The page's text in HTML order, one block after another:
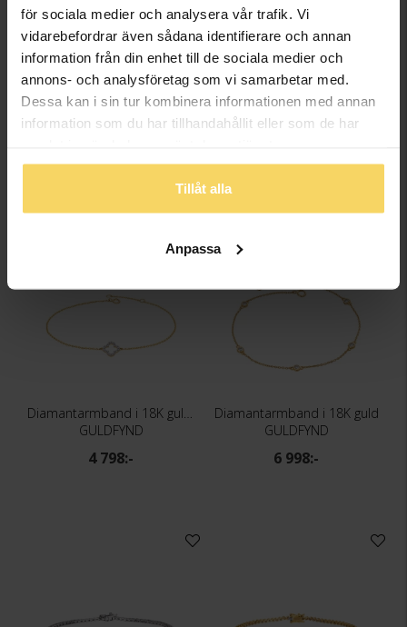
för sociala medier och analysera vår trafik. Vi
vidarebefordrar även sådana identifierare och annan
information från din enhet till de sociala medier och
annons- och analysföretag som vi samarbetar med.
Dessa kan i sin tur kombinera informationen med annan
information som du har tillhandahållit eller som de har
Tillåt alla
Anpassa
Diamantarmband Rimini 2,01 ct
STORY OF LOVE
67 998:-
Diamantarmband Rimini 2,01 ct
STORY OF LOVE
65 998:-
Diamantarmband i 18K guld - Fyrklöver
GULDFYND
4 798:-
Diamantarmband i 18K guld
GULDFYND
6 998:-